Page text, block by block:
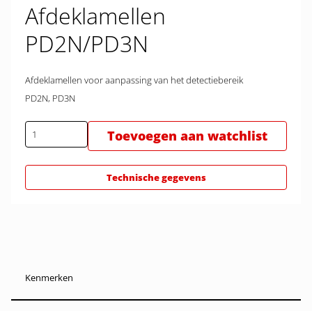
Afdeklamellen
PD2N/PD3N
Afdeklamellen voor aanpassing van het detectiebereik
PD2N, PD3N
Toevoegen aan watchlist
Technische gegevens
Kenmerken